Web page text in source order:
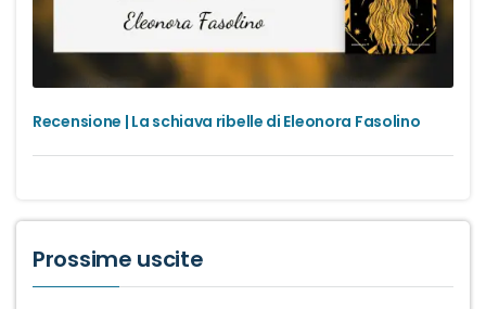
Recensione | La schiava ribelle di Eleonora Fasolino
Prossime uscite